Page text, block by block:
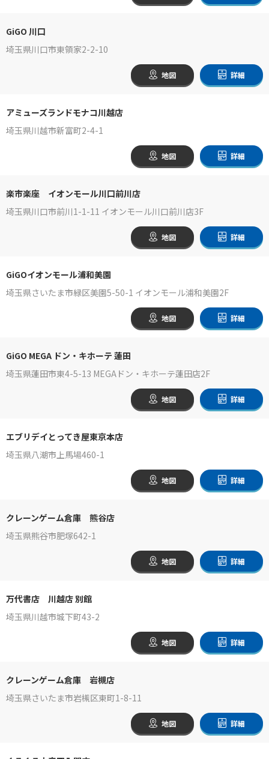
GiGO 川口
埼玉県川口市東領家2-2-10
地図 詳細
アミューズランドモナコ川越店
埼玉県川越市新富町2-4-1
地図 詳細
楽市楽座 イオンモール川口前川店
埼玉県川口市前川1-1-11 イオンモール川口前川店3F
地図 詳細
GiGOイオンモール浦和美園
埼玉県さいたま市緑区美園5-50-1 イオンモール浦和美園2F
地図 詳細
GiGO MEGA ドン・キホーテ 蓮田
埼玉県蓮田市東4-5-13 MEGAドン・キホーテ蓮田店2F
地図 詳細
エブリデイとってき屋東京本店
埼玉県八潮市上馬場460-1
地図 詳細
クレーンゲーム倉庫 熊谷店
埼玉県熊谷市肥塚642-1
地図 詳細
万代書店 川越店 別館
埼玉県川越市城下町43-2
地図 詳細
クレーンゲーム倉庫 岩槻店
埼玉県さいたま市岩槻区東町1-8-11
地図 詳細